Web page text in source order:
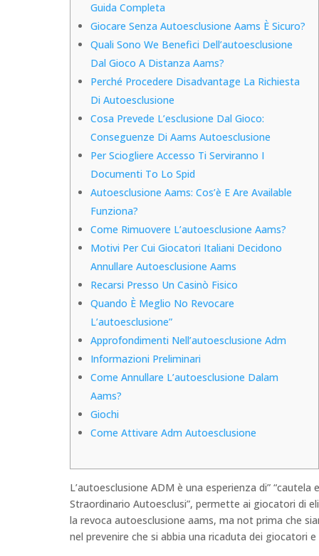
Guida Completa
Giocare Senza Autoesclusione Aams È Sicuro?
Quali Sono We Benefici Dell’autoesclusione
Dal Gioco A Distanza Aams?
Perché Procedere Disadvantage La Richiesta
Di Autoesclusione
Cosa Prevede L’esclusione Dal Gioco:
Conseguenze Di Aams Autoesclusione
Per Sciogliere Accesso Ti Serviranno I
Documenti To Lo Spid
Autoesclusione Aams: Cos’è E Are Available
Funziona?
Come Rimuovere L’autoesclusione Aams?
Motivi Per Cui Giocatori Italiani Decidono
Annullare Autoesclusione Aams
Recarsi Presso Un Casinò Fisico
Quando È Meglio No Revocare
L’autoesclusione”
Approfondimenti Nell’autoesclusione Adm
Informazioni Preliminari
Come Annullare L’autoesclusione Dalam
Aams?
Giochi
Come Attivare Adm Autoesclusione
L’autoesclusione ADM è una esperienza di”
Straordinario Autoesclusi”, permette ai giocatori di
la revoca autoesclusione aams, ma not prima che
nel prevenire che si abbia una ricaduta dei giocatori